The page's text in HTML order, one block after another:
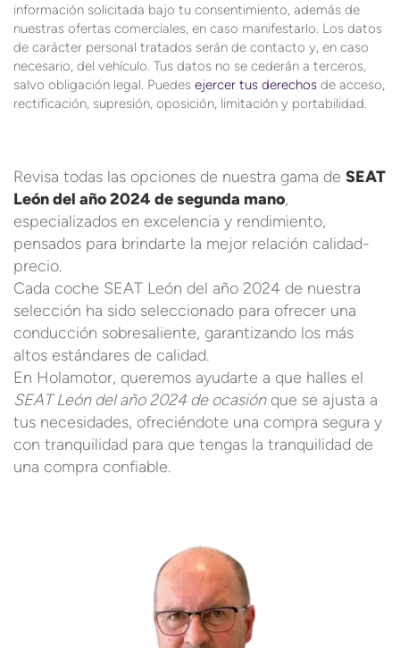
información solicitada bajo tu consentimiento, además de
nuestras ofertas comerciales, en caso manifestarlo. Los datos
de carácter personal tratados serán de contacto y, en caso
necesario, del vehículo. Tus datos no se cederán a terceros,
salvo obligación legal. Puedes ejercer tus derechos de acceso,
rectificación, supresión, oposición, limitación y portabilidad.
Revisa todas las opciones de nuestra gama de SEAT
León del año 2024 de segunda mano,
especializados en excelencia y rendimiento,
pensados para brindarte la mejor relación calidad-
precio.
Cada coche SEAT León del año 2024 de nuestra
selección ha sido seleccionado para ofrecer una
conducción sobresaliente, garantizando los más
altos estándares de calidad.
En Holamotor, queremos ayudarte a que halles el
SEAT León del año 2024 de ocasiónque se ajusta a
tus necesidades, ofreciéndote una compra segura y
con tranquilidad para que tengas la tranquilidad de
una compra confiable.